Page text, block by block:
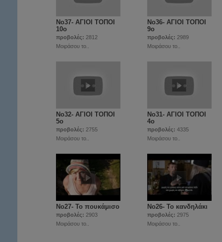
Νο37- ΑΓΙΟΙ ΤΟΠΟΙ
10ο
προβολές: 2812
Μοιράσου το..
Νο36- ΑΓΙΟΙ ΤΟΠΟΙ
9ο
προβολές: 2989
Μοιράσου το..
Νο32- ΑΓΙΟΙ ΤΟΠΟΙ
5ο
προβολές: 2755
Μοιράσου το..
Νο31- ΑΓΙΟΙ ΤΟΠΟΙ
4ο
προβολές: 4335
Μοιράσου το..
Νο27- Το πουκάμισο
προβολές: 2903
Μοιράσου το..
Νο26- Το κανδηλάκι
προβολές: 2975
Μοιράσου το..